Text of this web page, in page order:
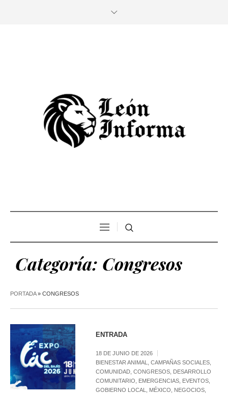
Categoría: Congresos
PORTADA» CONGRESOS
ENTRADA
18 DE JUNIO DE 2026
BIENESTAR ANIMAL
,CAMPAÑAS SOCIALES
COMUNIDAD ,CONGRESOS DESARROLLO
COMUNITARIO
EMERGENCIAS EVENTOS
GOBIERNO LOCAL
MÉXICO NEGOCIOS